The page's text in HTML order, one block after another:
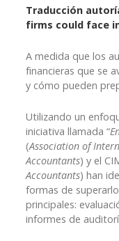
Traducción
firms could face
A medida que los
financieras que se
y cómo pueden
Utilizando un
iniciativa llamada “
(Association of
Accountants) y el
Accountants) han
formas de
principales:
informes de